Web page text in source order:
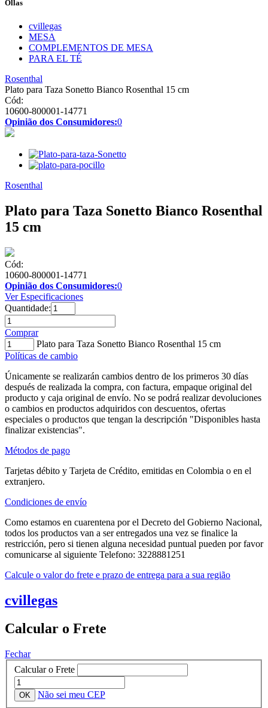
Ollas
cvillegas
MESA
COMPLEMENTOS DE MESA
PARA EL TÉ
Rosenthal
Plato para Taza Sonetto Bianco Rosenthal 15 cm
Cód:
10600-800001-14771
Opinião dos Consumidores:0
Rosenthal
Plato para Taza Sonetto Bianco Rosenthal
15 cm
Cód:
10600-800001-14771
Opinião dos Consumidores:0
Ver Especificaciones
Quantidade:
Comprar
Plato para Taza Sonetto Bianco Rosenthal 15 cm
Políticas de cambio
Únicamente se realizarán cambios dentro de los primeros 30 días
después de realizada la compra, con factura, empaque original del
producto y caja original de envío. No se podrá realizar devoluciones
o cambios en productos adquiridos con descuentos, ofertas
especiales o productos que tengan la descripción "Disponibles hasta
finalizar existencias".
Métodos de pago
Tarjetas débito y Tarjeta de Crédito, emitidas en Colombia o en el
extranjero.
Condiciones de envío
Como estamos en cuarentena por el Decreto del Gobierno Nacional,
todos los productos van a ser entregados una vez se finalice la
restricción, pero si tienen alguna necesidad puntual pueden por favor
comunicarse al siguiente Telefono: 3228881251
Calcule o valor do frete e prazo de entrega para a sua região
cvillegas
Calcular o Frete
Fechar
Calcular o Frete
Não sei meu CEP